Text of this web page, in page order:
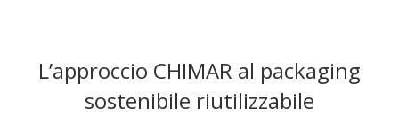
L’approccio CHIMAR al packaging
sostenibile riutilizzabile